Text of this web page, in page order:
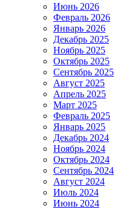
Июнь 2026
Февраль 2026
Январь 2026
Декабрь 2025
Ноябрь 2025
Октябрь 2025
Сентябрь 2025
Август 2025
Апрель 2025
Март 2025
Февраль 2025
Январь 2025
Декабрь 2024
Ноябрь 2024
Октябрь 2024
Сентябрь 2024
Август 2024
Июль 2024
Июнь 2024